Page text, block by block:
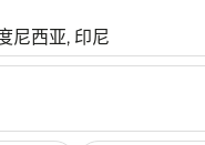
尼西亚, 印尼